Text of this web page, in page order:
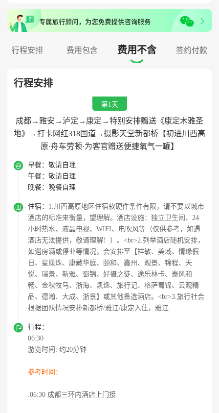
行程安排 费用包含 费用不含 签约付款

行程安排
第1天
成都→雅安→泸定→康定→特别安排赠送《康定木雅圣
地》→打卡网红318国道→摄影天堂新都桥【初进川西高
原·舟车劳顿·为客官赠送便捷氧气一罐】
 早餐： 敬请自理
午餐： 敬请自理
晚餐：
晚餐自理
 住宿： 1.川西高原地区住宿软硬件条件有限，请不要以城市
酒店的标准来衡量，望理解。酒店设施：独立卫生间、24
小时热水、液晶电视、WIFI、电吹风等（仅供参考，如遇
酒店无法提供，敬请理解！）。<br>2.列举酒店随机安排，
如遇房满或停业等情况，会安排至【祥敏、美域、情缘假
日、星康珠、康藏华庭、颐和、鑫州、观景、锦程、天
悦、瑞景、新雅、蜀锦、好摄之徒、途乐林卡、泰风和
畅、金秋牧马、浙海、凯逸、旅行记、格萨蜀锦、云观精
品、德瀚、大成、浙景】或其他备选酒店。<br>3.旅行社会
根据团队情况安排新都桥/雅江/康定入住，雅江

行程：
06:30
游览时间: 约20分钟
参考时间：
.06:30 成都三环内酒店上门接